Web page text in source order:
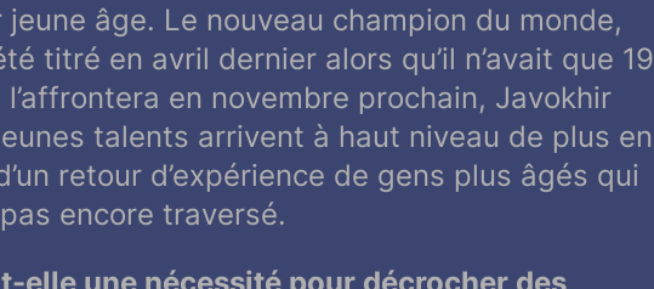
âge. Le nouveau champion du monde,
titré en avril dernier alors qu’il n’avait que 19
en novembre prochain, Javokhir
talents arrivent à haut niveau de plus en
retour d’expérience de gens plus âgés qui
encore traversé.